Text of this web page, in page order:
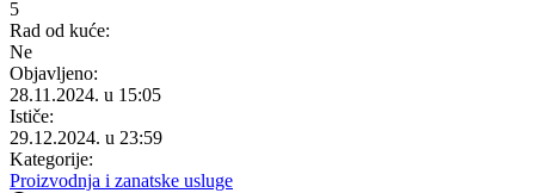
5
Rad od kuće:
Ne
Objavljeno:
28.11.2024. u 15:05
Ističe:
29.12.2024. u 23:59
Kategorije:
Proizvodnja i zanatske usluge